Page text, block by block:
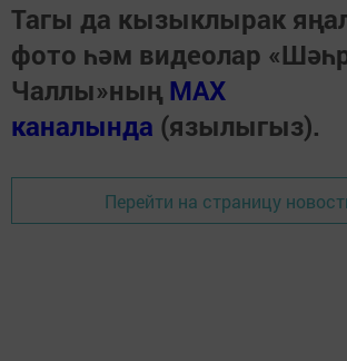
Тагы да кызыклырак
фото һәм видеолар
Чаллы»ның MAX
каналында (язылыгыз).
Перейти на страницу